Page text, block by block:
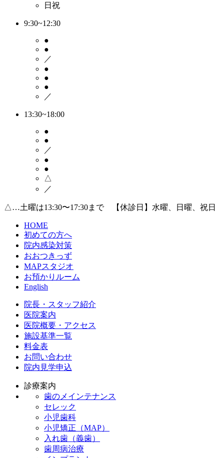
日祝
9:30~12:30
●
●
／
●
●
●
／
13:30~18:00
●
●
／
●
●
△
／
△…土曜は13:30〜17:30まで 【休診日】水曜、日曜、祝日
HOME
初めての方へ
院内感染対策
おおつきっず
MAPスタジオ
お預かりルーム
English
院長・スタッフ紹介
医院案内
医院概要・アクセス
施設基準一覧
料金表
お問い合わせ
院内見学申込
診療案内
歯のメインテナンス
セレック
小児歯科
小児矯正（MAP）
入れ歯（義歯）
歯周病治療